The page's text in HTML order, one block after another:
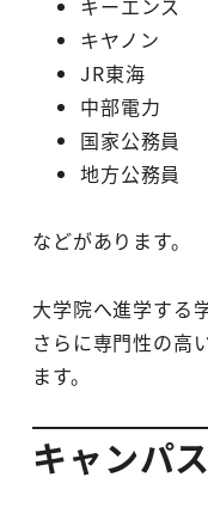
キヤノン
JR東海
中部電力
国家公務員
地方公務員
などがあります。
大学院へ進学する
さらに専門性の高
ます。
キャンパ